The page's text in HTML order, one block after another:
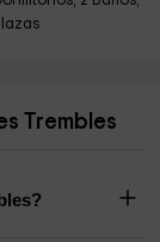
Trembles